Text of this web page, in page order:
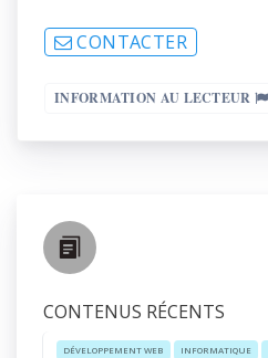
CONTACTER
INFORMATION AU LECTEUR
CONTENUS RÉCENTS
DÉVELOPPEMENT WEB INFORMATIQUE